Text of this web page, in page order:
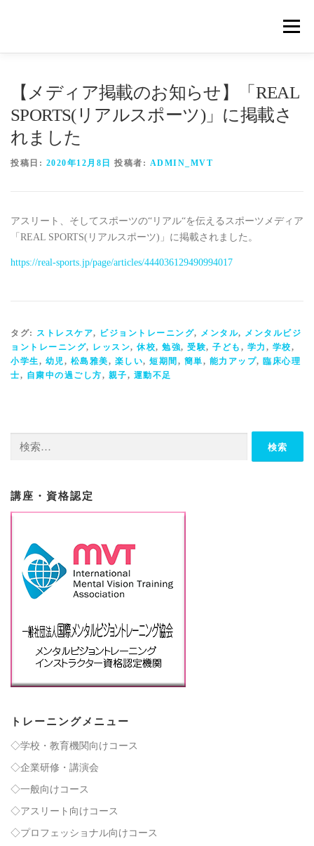
ン
メニュ
トレーニングコース
【メディア掲載のお知らせ】「REAL
SPORTS(リアルスポーツ)」に掲載さ
れました
投稿日: 2020年12月8日 投稿者: ADMIN_MVT
アスリート、そしてスポーツの“リアル“を伝えるスポーツメディア
「REAL SPORTS(リアルスポーツ)」に掲載されました。
https://real-sports.jp/page/articles/444036129490994017
タグ: ストレスケア, ビジョントレーニング, メンタル, メンタルビジ
ョントレーニング, レッスン, 休校, 勉強, 受験, 子ども , 学力 , 学校,
小学生, 幼児, 松島雅美, 楽しい, 短期間 , 簡単, 能力アップ, 臨床心理
士, 自粛中の過ごし方, 親子, 運動不足
索:
講座・資格認定
トレーニングメニュー
◇学校・教育機関向けコース
◇企業研修・講演会
◇一般向けコース
◇アスリート向けコース
◇プロフェッショナル向けコース